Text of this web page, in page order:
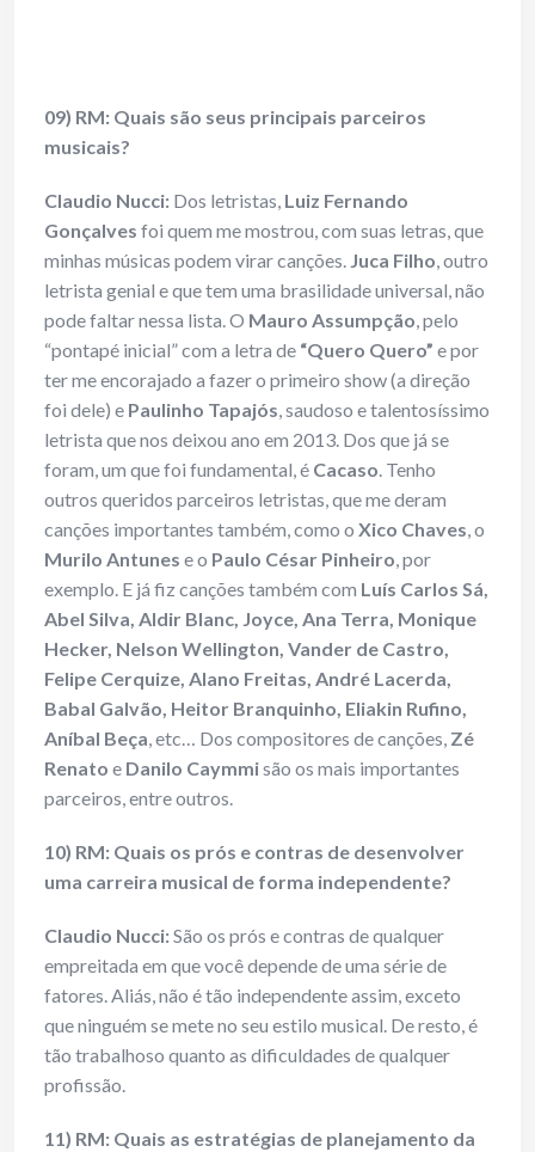
09) RM: Quais são seus principais parceiros
musicais?
Claudio Nucci: Dos letristas, Luiz Fernando
Gonçalves foi quem me mostrou, com suas letras, que
minhas músicas podem virar canções. Juca Filho, outro
letrista genial e que tem uma brasilidade universal, não
pode faltar nessa lista. O Mauro Assumpção, pelo
“pontapé inicial” com a letra de “Quero Quero” e por
ter me encorajado a fazer o primeiro show (a direção
foi dele) e Paulinho Tapajós, saudoso e talentosíssimo
letrista que nos deixou ano em 2013. Dos que já se
foram, um que foi fundamental, é Cacaso. Tenho
outros queridos parceiros letristas, que me deram
canções importantes também, como o Xico Chaves, o
Murilo Antunes e o Paulo César Pinheiro, por
exemplo. E já fiz canções também com Luís Carlos Sá,
Abel Silva, Aldir Blanc, Joyce, Ana Terra, Monique
Hecker, Nelson Wellington, Vander de Castro,
Felipe Cerquize, Alano Freitas, André Lacerda,
Babal Galvão, Heitor Branquinho, Eliakin Rufino,
Aníbal Beça, etc… Dos compositores de canções, Zé
Renato e Danilo Caymmisão os mais importantes
parceiros, entre outros.
10) RM: Quais os prós e contras de desenvolver
uma carreira musical de forma independente?
Claudio Nucci:São os prós e contras de qualquer
empreitada em que você depende de uma série de
fatores. Aliás, não é tão independente assim, exceto
que ninguém se mete no seu estilo musical. De resto, é
tão trabalhoso quanto as dificuldades de qualquer
profissão.
11) RM: Quais as estratégias de planejamento da